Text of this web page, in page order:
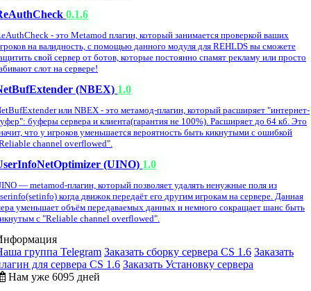
0.1.6
- это Metamod плагин, который занимается проверкой ваших
на валидность, с помощью данного модуля для REHLDS вы сможете
свой сервер от ботов, которые постоянно спамят рекламу или просто
слот на сервере!
(NBEX) 1.0
или NBEX - это метамод-плагин, который расширяет "интернет-
буферы сервера и клиента(гарантия не 100%). Расширяет до 64 кб. Это
что у игроков уменьшается вероятность быть кикнутыми с ошибкой
channel overflowed".
(UINO) 1.0
— metamod-плагин, который позволяет удалять ненужные поля из
когда движок передаёт его другим игрокам на сервере. Данная
уменьшает объём передаваемых данных и немного сокращает шанс быть
с "Reliable channel overflowed".
группа Telegram Заказать сборку сервера CS 1.6 Заказать
для сервера CS 1.6 Заказать Установку сервера
Нам уже 6095 дней